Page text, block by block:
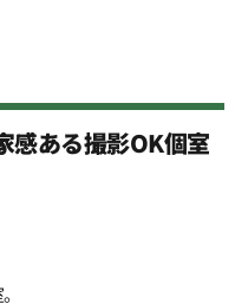
感ある撮影OK個室